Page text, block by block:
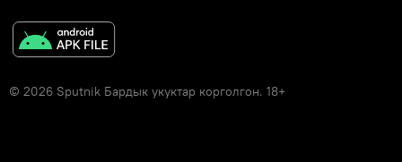
© 2026 Sputnik Бардык укуктар корголгон. 18+